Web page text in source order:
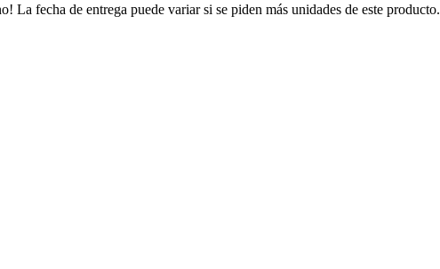
La fecha de entrega puede variar si se piden más unidades de este producto.